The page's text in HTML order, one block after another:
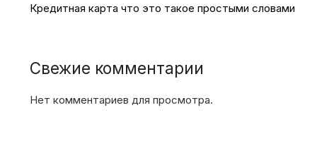
Кредитная карта что это такое простыми словами
Свежие комментарии
Нет комментариев для просмотра.